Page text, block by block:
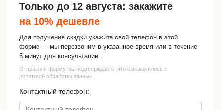
Только до 12 августа: закажите
на 10% дешевле
Для получения скидки укажите свой телефон в этой
форме — мы перезвоним в указанное время или в течение
5 минут для консультации.
Отправляя форму, вы подтверждаете, что ознакомились с
политикой обработки данных
Контактный телефон: